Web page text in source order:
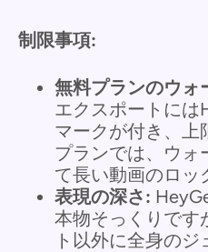
制限事項:
無料プランのウォ
エクスポートには
マークが付き、上
プランでは、ウォ
て長い動画のロッ
表現の深さ:
本物そっくりです
ト以外に全身の